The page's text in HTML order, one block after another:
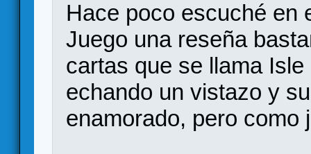
Hace poco escuché en
Juego una reseña
cartas que se llama
echando un vistazo y
enamorado, pero como